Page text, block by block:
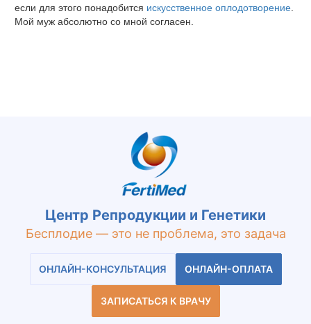
если для этого понадобится искусственное оплодотворение
Мой муж абсолютно со мной согласен.
Центр Репродукции и Генетики
Бесплодие — это не проблема, это задача
ОНЛАЙН-КОНСУЛЬТАЦИЯ ОНЛАЙН-ОПЛАТА
ЗАПИСАТЬСЯ К ВРАЧУ